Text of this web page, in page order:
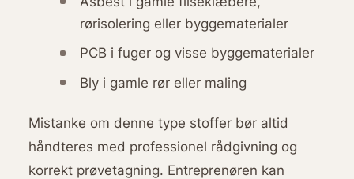
rørisolering eller byggematerialer
PCB i fuger og visse byggematerialer
Bly i gamle rør eller maling
Mistanke om denne type stoffer bør altid
håndteres med professionel rådgivning og
korrekt prøvetagning. Entreprenøren kan